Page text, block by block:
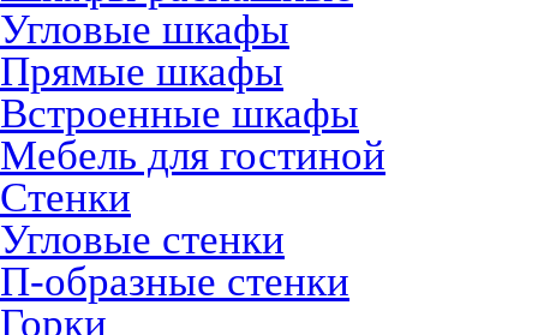
Угловые шкафы
Прямые шкафы
Встроенные шкафы
Мебель для гостиной
Стенки
Угловые стенки
П-образные стенки
Горки